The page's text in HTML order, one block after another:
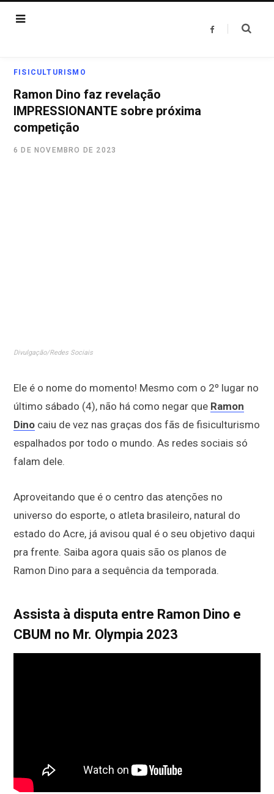
F
FISICULTURISMO
Ramon Dino faz revelação
IMPRESSIONANTE sobre próxima
competição
6 DE NOVEMBRO DE 2023
Divulgação/Redes Sociais
Ele é o nome do momento! Mesmo com o 2º lugar no
último sábado (4), não há como negar que Ramon
Dino caiu de vez nas graças dos fãs de fisiculturismo
espalhados por todo o mundo. As redes sociais só
falam dele.
Aproveitando que é o centro das atenções no
universo do esporte, o atleta brasileiro, natural do
estado do Acre, já avisou qual é o seu objetivo daqui
pra frente. Saiba agora quais são os planos de
Ramon Dino para a sequência da temporada.
Assista à disputa entre Ramon Dino e
CBUM no Mr. Olympia 2023